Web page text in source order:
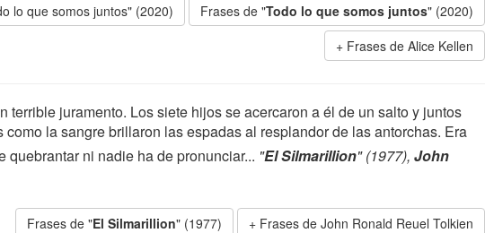
lo que somos juntos" (2020) Frases de "Todo lo que somos juntos" (2020)
Frases de Alice Kellen
terrible juramento. Los siete hijos se acercaron a él de un salto y juntos
como la sangre brillaron las espadas al resplandor de las antorchas. Era
quebrantar ni nadie ha de pronunciar... "El Silmarillion" (1977), John
Frases de "El Silmarillion" (1977) Frases de John Ronald Reuel Tolkien